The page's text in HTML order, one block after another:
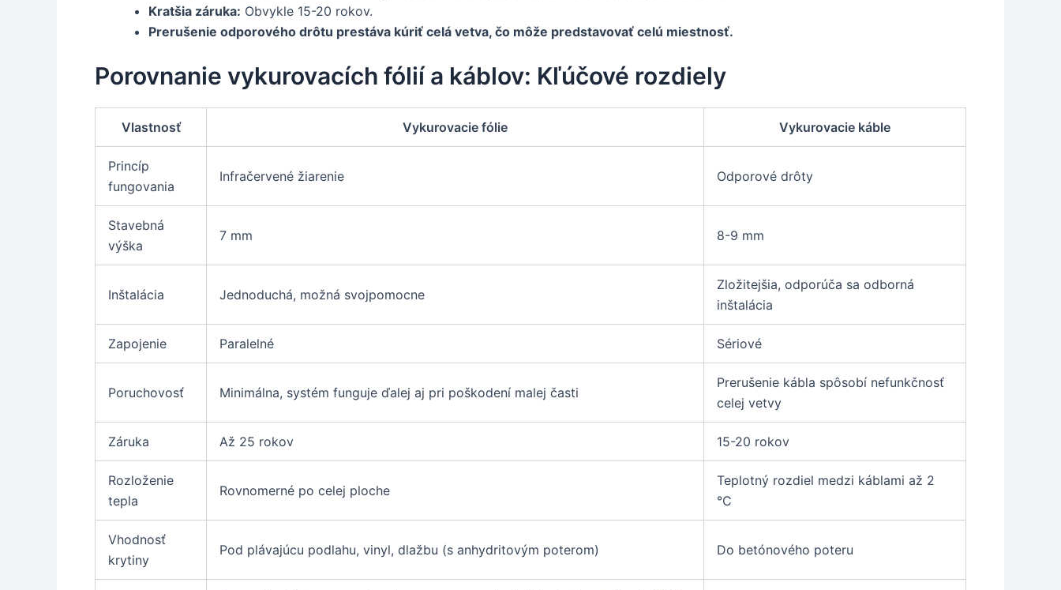
Kratšia záruka: Obvykle 15-20 rokov.
Prerušenie odporového drôtu prestáva kúriť celá vetva, čo môže predstavovať celú miestnosť.
Porovnanie vykurovacích fólií a káblov: Kľúčové rozdiely
Vlastnosť Vykurovacie fólie Vykurovacie káble
Princíp
fungovania
Infračervené žiarenie Odporové drôty
Stavebná
výška
7 mm 8-9 mm
Inštalácia Jednoduchá, možná svojpomocne
Zložitejšia, odporúča sa odborná
inštalácia
Zapojenie Paralelné Sériové
Poruchovosť Minimálna, systém funguje ďalej aj pri poškodení malej časti
Prerušenie kábla spôsobí nefunkčnosť
celej vetvy
Záruka Až 25 rokov 15-20 rokov
Rozloženie
tepla
Rovnomerné po celej ploche
Teplotný rozdiel medzi káblami až 2
°C
Vhodnosť
krytiny
Pod plávajúcu podlahu, vinyl, dlažbu (s anhydritovým poterom) Do betónového poteru